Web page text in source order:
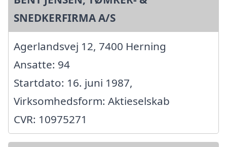
SNEDKERFIRMA A/S
Agerlandsvej 12, 7400 Herning
Ansatte: 94
Startdato: 16. juni 1987,
Virksomhedsform: Aktieselskab
CVR: 10975271